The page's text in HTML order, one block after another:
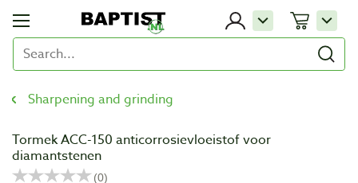
Sharpening and grinding
Tormek ACC-150 anticorrosievloeistof voor
diamantstenen